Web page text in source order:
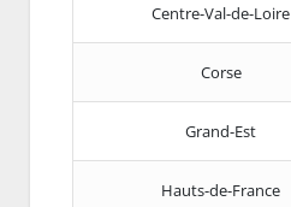
Centre-Val-de-Loire
Corse
Grand-Est
Hauts-de-France